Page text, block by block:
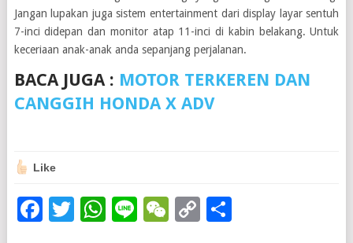
Jangan lupakan juga sistem entertainment dari display layar sentuh
7-inci didepan dan monitor atap 11-inci di kabin belakang. Untuk
keceriaan anak-anak anda sepanjang perjalanan.
BACA JUGA : MOTOR TERKEREN DAN
CANGGIH HONDA X ADV
Like
Facebook
Twitter
WhatsApp
LineWeChat
Copy